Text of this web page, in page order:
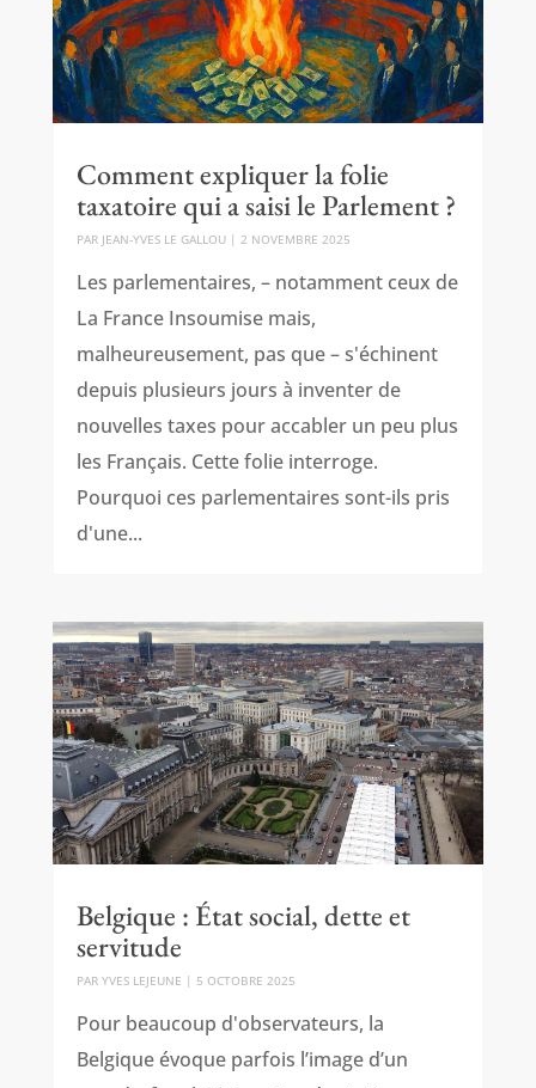
Comment expliquer la folie
taxatoire qui a saisi le Parlement ?
PAR JEAN-YVES LE GALLOU| 2 NOVEMBRE 2025
Les parlementaires, – notamment ceux de
La France Insoumise mais,
malheureusement, pas que – s'échinent
depuis plusieurs jours à inventer de
nouvelles taxes pour accabler un peu plus
les Français. Cette folie interroge.
Pourquoi ces parlementaires sont-ils pris
d'une...
Belgique : État social, dette et
servitude
PAR YVES LEJEUNE | 5 OCTOBRE 2025
Pour beaucoup d'observateurs, la
Belgique évoque parfois l’image d’un